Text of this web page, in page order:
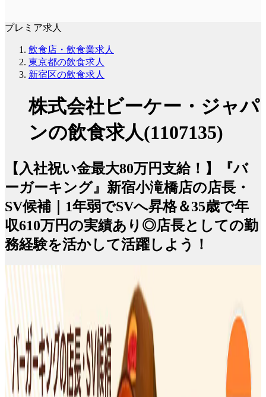
プレミア求人
飲食店・飲食業求人
東京都の飲食求人
新宿区の飲食求人
株式会社ビーケー・ジャパ
ンの飲食求人(1107135)
【入社祝い金最大80万円支給！】『バ
ーガーキング』新宿小滝橋店の店長・
SV候補｜1年弱でSVへ昇格＆35歳で年
収610万円の実績あり◎店長としての勤
務経験を活かして活躍しよう！